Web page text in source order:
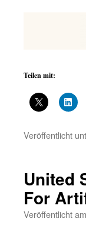
Teilen mit:
Veröffentlicht
United
For
Veröffentlicht am